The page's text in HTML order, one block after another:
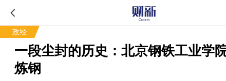
政经
一段尘封的历史：北京钢铁工业学
炼钢